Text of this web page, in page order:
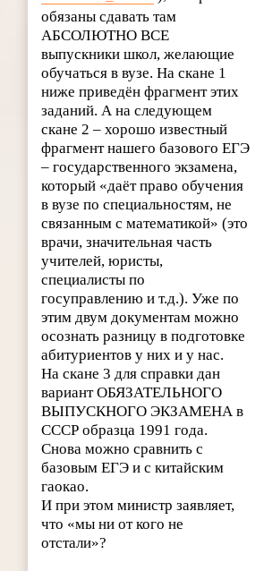
обязаны сдавать там
АБСОЛЮТНО ВСЕ
выпускники школ, желающие
обучаться в вузе. На скане 1
ниже приведён фрагмент этих
заданий. А на следующем
скане 2 – хорошо известный
фрагмент нашего базового ЕГЭ
– государственного экзамена,
который «даёт право обучения
в вузе по специальностям, не
связанным с математикой» (это
врачи, значительная часть
учителей, юристы,
специалисты по
госуправлению и т.д.). Уже по
этим двум документам можно
осознать разницу в подготовке
абитуриентов у них и у нас.
На скане 3 для справки дан
вариант ОБЯЗАТЕЛЬНОГО
ВЫПУСКНОГО ЭКЗАМЕНА в
СССР образца 1991 года.
Снова можно сравнить с
базовым ЕГЭ и с китайским
гаокао.
И при этом министр заявляет,
что «мы ни от кого не
отстали»?